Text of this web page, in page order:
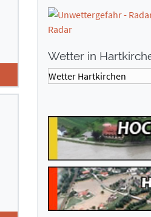
Radar
Wetter in
Wetter Hartkirchen